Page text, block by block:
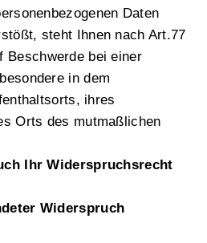
Daten
steht Ihnen nach Art.77
Beschwerde bei einer
in dem
ihres
Orts des mutmaßlichen
Ihr Widerspruchsrecht
Widerspruch